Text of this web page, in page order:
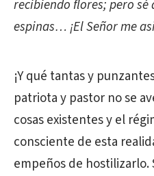
recibiendo flores; pero sé
espinas… ¡El Señor me
¡Y qué tantas y
patriota y pastor no se
cosas existentes y el
consciente de esta
empeños de hostilizarlo.